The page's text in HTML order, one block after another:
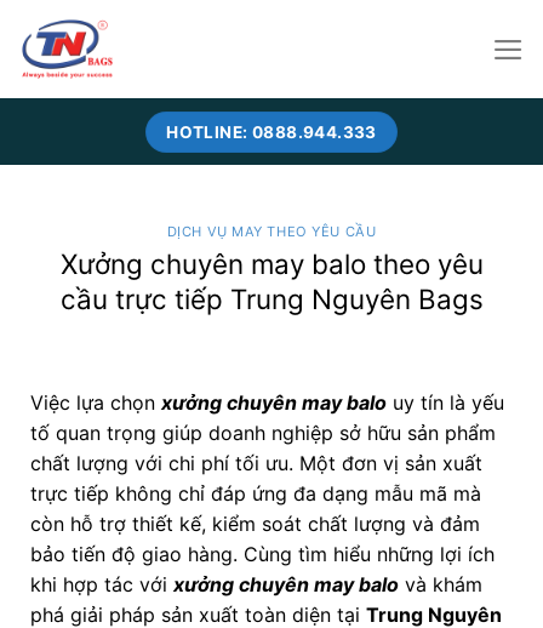
content
HOTLINE: 0888.944.333
DỊCH VỤ MAY THEO YÊU CẦU
Xưởng chuyên may balo theo yêu
cầu trực tiếp Trung Nguyên Bags
Việc lựa chọn xưởng chuyên may balouy tín là yếu
tố quan trọng giúp doanh nghiệp sở hữu sản phẩm
chất lượng với chi phí tối ưu. Một đơn vị sản xuất
trực tiếp không chỉ đáp ứng đa dạng mẫu mã mà
còn hỗ trợ thiết kế, kiểm soát chất lượng và đảm
bảo tiến độ giao hàng. Cùng tìm hiểu những lợi ích
khi hợp tác với xưởng chuyên may balovà khám
phá giải pháp sản xuất toàn diện tại Trung Nguyên